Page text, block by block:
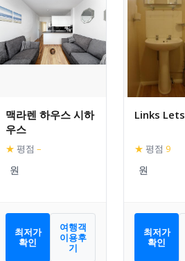
맥라렌 하우스 시하
우스
★ 평점 –
최저가
확인
여행객
이용후
기
Links Lets
★ 평점 9
최저가
확인